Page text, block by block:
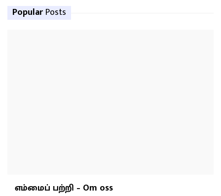
Popular Posts
எம்மைப் பற்றி – Om oss